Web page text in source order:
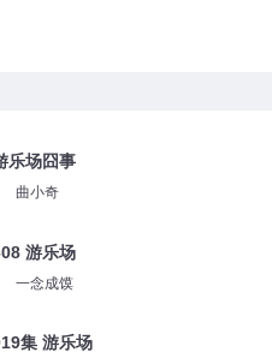
乐场囧事
曲小奇
游乐场
一念成馍
集 游乐场